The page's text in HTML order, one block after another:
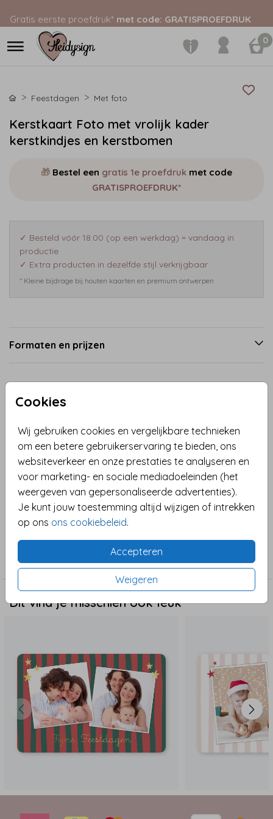
Gratis eerste proefdruk* met code: GRATISPROEFDRUK
0
Cookies
Wij gebruiken cookies en vergelijkbare technieken
om een betere gebruikerservaring te bieden, ons
websiteverkeer en onze prestaties te analyseren en
voor marketing- en sociale mediadoeleinden (het
weergeven van gepersonaliseerde advertenties).
Je kunt jouw toestemming altijd wijzigen of intrekken
op ons ons cookiebeleid.
Accepteren
Weigeren
Feestdagen Met foto
Kerstkaart Foto met vrolijk kader
kerstkindjes en kerstbomen
🎁 Bestel een gratis 1e proefdruk met code
GRATISPROEFDRUK*
✓ Besteld vóór 18:00 (op een werkdag) = vandaag in
productie
✓ Extra producten in dezelfde stijl verkrijgbaar
* Kleine bijdrage bij houten kaarten en premium ontwerpen
Formaten en prijzen
Productinformatie
Omschrijving
Kerstkaart met een eigen foto en een fotokader met
vrolijke kerst (b) engeltjes met een kerstmuts,
kerstbomen en sterren. Vervang de foto en maak er
eenvoudig een eigen unieke kerstkaart van.
Toon meer
Collectie
Met foto
Dit vind je misschien ook leuk